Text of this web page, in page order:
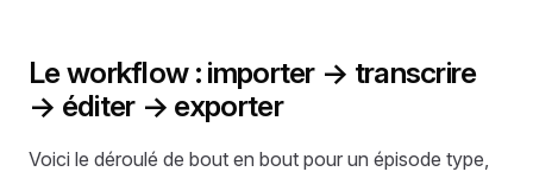
Le workflow : importer → transcrire
→ éditer → exporter
Voici le déroulé de bout en bout pour un épisode type,